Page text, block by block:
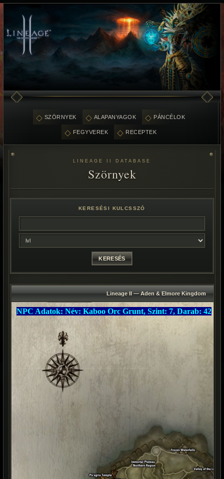
SZÖRNYEK ALAPANYAGOK PÁNCÉLOK
FEGYVEREK RECEPTEK
LINEAGE II DATABASE
Szörnyek
KERESÉSI KULCSSZÓ
Lineage II — Aden & Elmore Kingdom